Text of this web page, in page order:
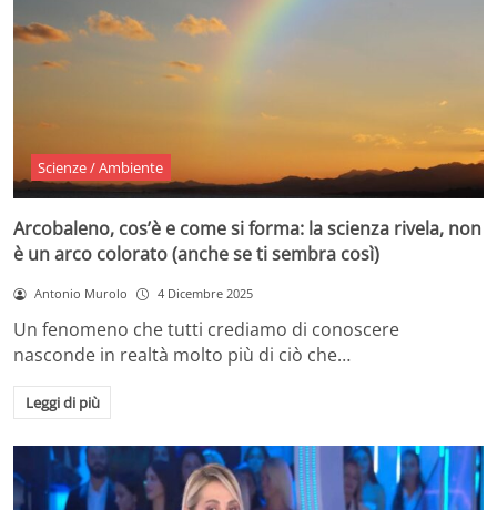
Scienze / Ambiente
Arcobaleno, cos’è e come si forma: la scienza rivela, non
è un arco colorato (anche se ti sembra così)
Antonio Murolo 4 Dicembre 2025
Un fenomeno che tutti crediamo di conoscere
nasconde in realtà molto più di ciò che…
Leggi di più